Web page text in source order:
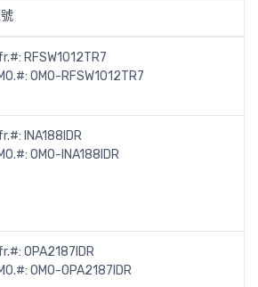
RFSW1012TR7
OMO-RFSW1012TR7
INA188IDR
OMO-INA188IDR
OPA2187IDR
OMO-OPA2187IDR